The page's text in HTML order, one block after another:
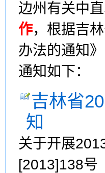
边州有关中
作，根据吉
办法的通知
通知如下
吉林省
知
关于开展
[2013]138